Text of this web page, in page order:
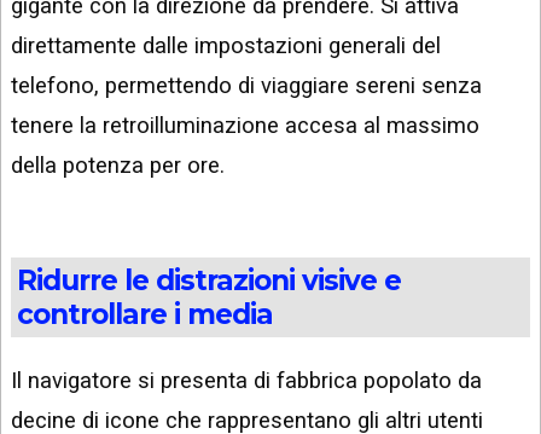
gigante con la direzione da prendere. Si attiva
direttamente dalle impostazioni generali del
telefono, permettendo di viaggiare sereni senza
tenere la retroilluminazione accesa al massimo
della potenza per ore.
Ridurre le distrazioni visive e
controllare i media
Il navigatore si presenta di fabbrica popolato da
decine di icone che rappresentano gli altri utenti